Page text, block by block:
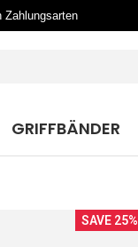
Zahlungsarten
GRIFFBÄNDER
SAVE 25%